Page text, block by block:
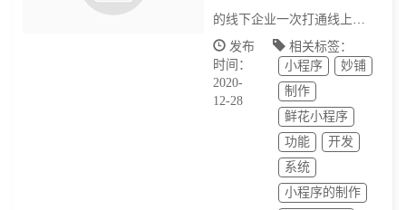
的线下企业一次打通线上渠
道的机会，而随着小程序模
糊搜索以及“附近”功能的推
出，小程序的使用场景将更
加的广泛将有越来越多的鲜
花小程序上线，而附近功能
的出现，既可以加大推广
发布
时间：
2020-
12-28
相关标签：
小程序
妙铺
制作
鲜花小程序
功能
开发
系统
小程序的制作